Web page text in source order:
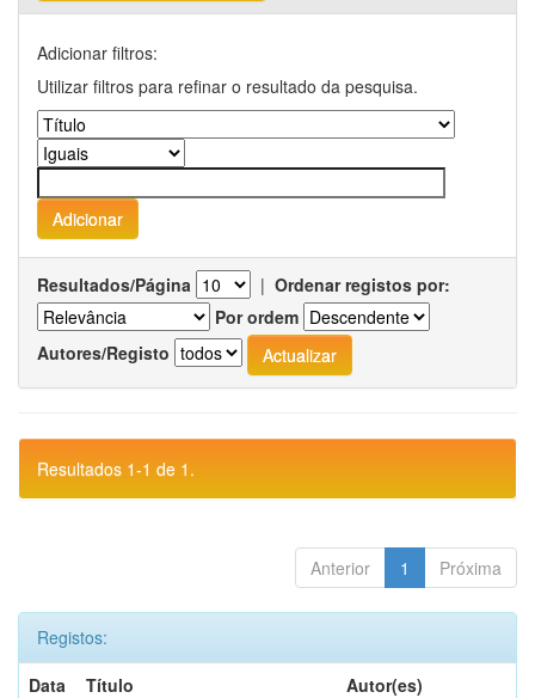
Adicionar filtros:
Utilizar filtros para refinar o resultado da pesquisa.
Resultados/Página | Ordenar registos por:
Por ordem
Autores/Registo
Resultados 1-1 de 1.
Anterior 1 Próxima
Registos:
Data
Título
Autor(es)